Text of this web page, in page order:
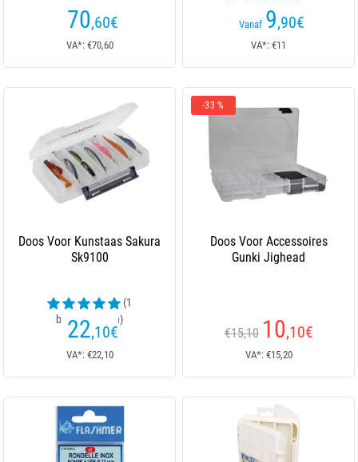
70,60€
VA*: €70,60
beoordelingen)
Vanaf 9,90€
VA*: €11
Doos Voor Kunstaas Sakura
Sk9100
(1
beoordelingen)
22,10€
VA*: €22,10
-33 %
Doos Voor Accessoires
Gunki Jighead
€15,10 10,10€
VA*: €15,20